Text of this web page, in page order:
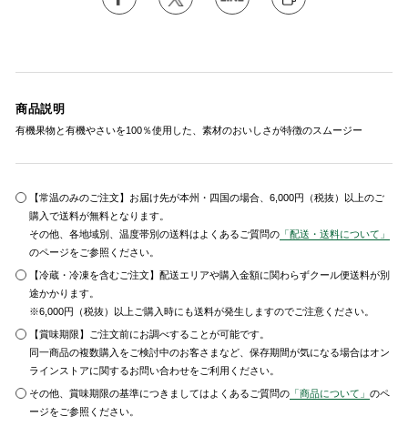
商品説明
有機果物と有機やさいを100％使用した、素材のおいしさが特徴のスムージー
【常温のみのご注文】お届け先が本州・四国の場合、6,000円（税抜）以上のご
購入で送料が無料となります。
その他、各地域別、温度帯別の送料はよくあるご質問の 「配送・送料について」
のページをご参照ください。
【冷蔵・冷凍を含むご注文】配送エリアや購入金額に関わらずクール便送料が別
途かかります。
※6,000円（税抜）以上ご購入時にも送料が発生しますのでご注意ください。
【賞味期限】ご注文前にお調べすることが可能です。
同一商品の複数購入をご検討中のお客さまなど、保存期間が気になる場合はオン
ラインストアに関するお問い合わせをご利用ください。
その他、賞味期限の基準につきましてはよくあるご質問の 「商品について」のペ
ージをご参照ください。